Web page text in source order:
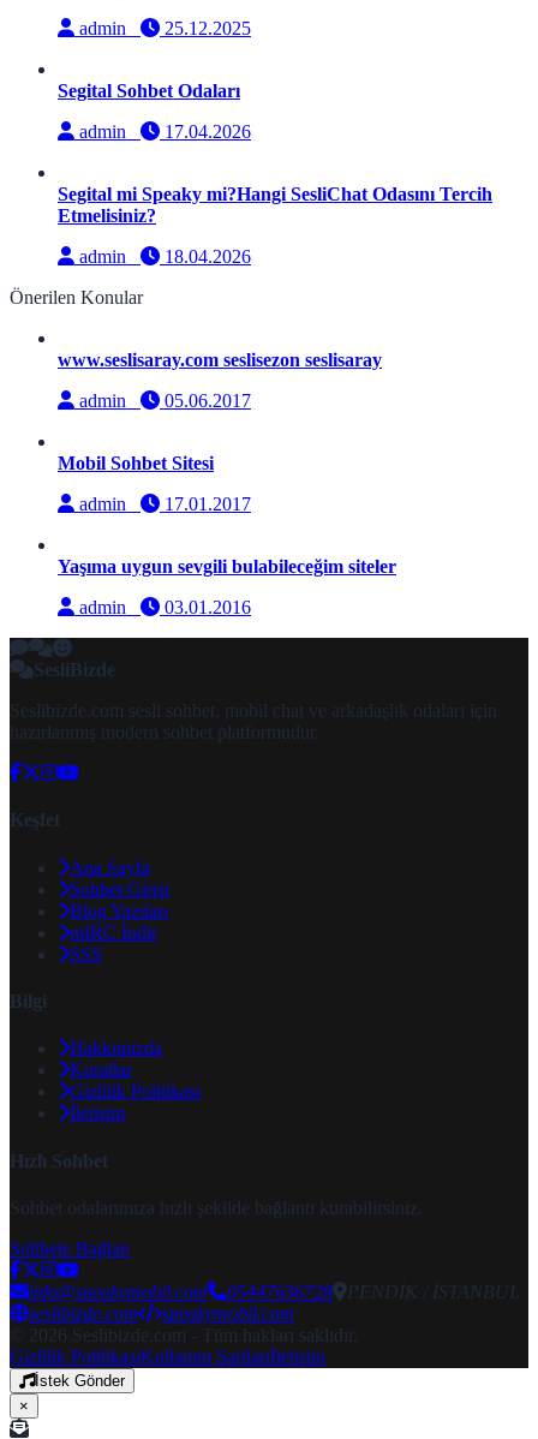
admin
25.12.2025
Segital Sohbet Odaları
admin
17.04.2026
Segital mi Speaky mi?Hangi SesliChat Odasını Tercih
Etmelisiniz?
admin
18.04.2026
Önerilen Konular
www.seslisaray.com seslisezon seslisaray
admin
05.06.2017
Mobil Sohbet Sitesi
admin
17.01.2017
Yaşıma uygun sevgili bulabileceğim siteler
admin
03.01.2016
SesliBizde
Seslibizde.com sesli sohbet, mobil chat ve arkadaşlık odaları için
hazırlanmış modern sohbet platformudur.
Keşfet
Ana Sayfa
Sohbet Girişi
Blog Yazıları
mIRC İndir
SSS
Bilgi
Hakkımızda
Kurallar
Gizlilik Politikası
İletişim
Hızlı Sohbet
Sohbet odalarımıza hızlı şekilde bağlantı kurabilirsiniz.
Sohbete Bağlan
info@speakymobil.com 05447636728
PENDİK / İSTANBUL
seslibizde.com
speakymobil.com
© 2026 Seslibizde.com - Tüm hakları saklıdır.
Gizlilik PolitikasıKullanım Şartlarıİletişim
İstek Gönder
×